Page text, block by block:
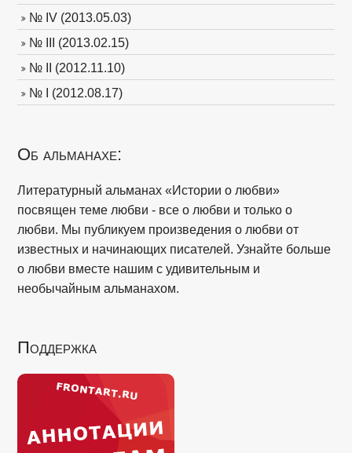
№ IV (2013.05.03)
№ III (2013.02.15)
№ II (2012.11.10)
№ I (2012.08.17)
Об альманахе:
Литературный альманах «Истории о любви»
посвящен теме любви - все о любви и только о
любви. Мы публикуем произведения о любви от
известных и начинающих писателей. Узнайте больше
о любви вместе нашим с удивительным и
необычайным альманахом.
Поддержка